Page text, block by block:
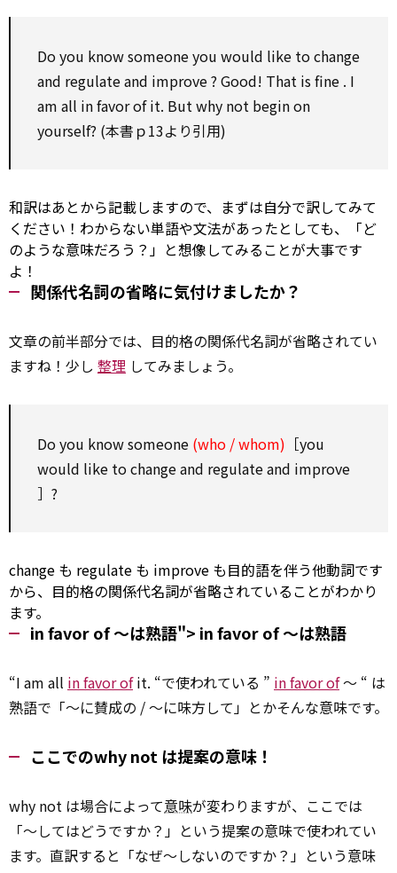
Do you know someone you would like tochange
and regulateand improve? Good! That is fine . I
am all in favor ofit. But why not beginon
yourself? (本書ｐ13より引用)
和訳はあとから記載しますので、まずは自分で訳してみて
ください！わからない単語や文法があったとしても、「ど
のような意味だろう？」と想像してみることが大事です
よ！
関係代名詞の省略に気付けましたか？
文章の前半部分では、目的格の関係代名詞が省略されてい
ますね！少し 整理 してみましょう。
Do you know someone (who / whom) ［you
would like tochangeand regulateand improve
］?
change も regulate も improve も目的語を伴う他動詞です
から、目的格の関係代名詞が省略されていることがわかり
ます。
in favor of ～は熟語"> in favor of～は熟語
“I am all in favor ofit. “で使われている ” in favor of～ “ は
熟語で「～に賛成の / ～に味方して」とかそんな意味です。
ここでのwhy not は提案の意味！
why not は場合によって意味が変わりますが、ここでは
「～してはどうですか？」という提案の意味で使われてい
ます。直訳すると「なぜ～しないのですか？」という意味